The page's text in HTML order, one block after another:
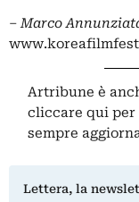
–Marco
Artribune è
cliccare qui per
sempre
Lettera, la